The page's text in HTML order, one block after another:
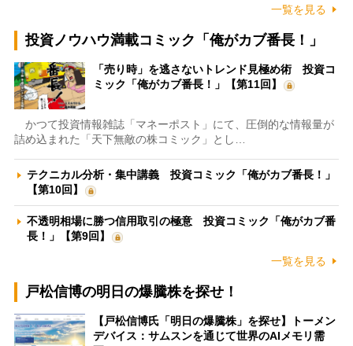
一覧を見る
投資ノウハウ満載コミック「俺がカブ番長！」
「売り時」を逃さないトレンド見極め術 投資コ
ミック「俺がカブ番長！」【第11回】
かつて投資情報雑誌「マネーポスト」にて、圧倒的な情報量が
詰め込まれた「天下無敵の株コミック」とし…
テクニカル分析・集中講義 投資コミック「俺がカブ番長！」
【第10回】
不透明相場に勝つ信用取引の極意 投資コミック「俺がカブ番
長！」【第9回】
一覧を見る
戸松信博の明日の爆騰株を探せ！
【戸松信博氏「明日の爆騰株」を探せ】トーメン
デバイス：サムスンを通じて世界のAIメモリ需